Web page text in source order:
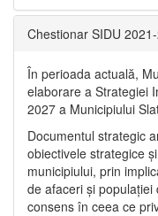
Chestionar SIDU
În perioada actuală,
elaborare a Strategiei
2027 a Municipiului
Documentul strategic
obiectivele strategice
municipiului, prin
de afaceri și
consens în ceea ce